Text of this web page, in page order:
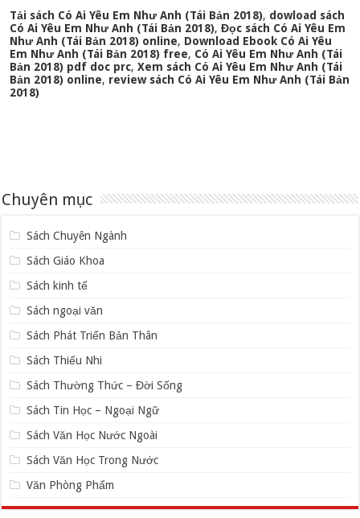
Tải sách Có Ai Yêu Em Như Anh (Tái Bản 2018), dowload sách
Có Ai Yêu Em Như Anh (Tái Bản 2018),Đọc sách Có Ai Yêu Em
Như Anh (Tái Bản 2018) online, Download Ebook Có Ai Yêu
Em Như Anh (Tái Bản 2018) free, Có Ai Yêu Em Như Anh (Tái
Bản 2018) pdf doc prc,Xem sách Có Ai Yêu Em Như Anh (Tái
Bản 2018) online, review sách Có Ai Yêu Em Như Anh (Tái Bản
2018)
Chuyên mục
Sách Chuyên Ngành
Sách Giáo Khoa
Sách kinh tế
Sách ngoại văn
Sách Phát Triển Bản Thân
Sách Thiếu Nhi
Sách Thường Thức – Đời Sống
Sách Tin Học – Ngoại Ngữ
Sách Văn Học Nước Ngoài
Sách Văn Học Trong Nước
Văn Phòng Phẩm